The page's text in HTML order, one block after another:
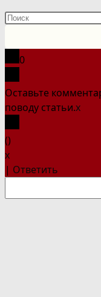
Поиск
сайте
0
Оставьте
поводу статьи.x
()
x
| Ответить